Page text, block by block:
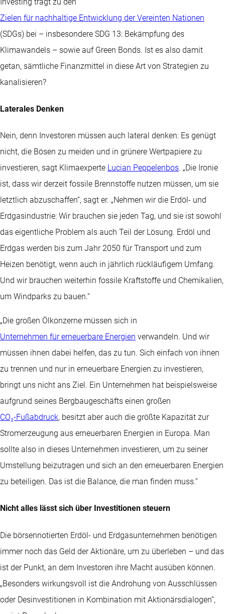
Zielen für nachhaltige Entwicklung der Vereinten Nationen
(SDGs) bei – insbesondere SDG 13: Bekämpfung des
Klimawandels – sowie auf Green Bonds. Ist es also damit
getan, sämtliche Finanzmittel in diese Art von Strategien zu
kanalisieren?
Laterales Denken
Nein, denn Investoren müssen auch lateral denken: Es genügt
nicht, die Bösen zu meiden und in grünere Wertpapiere zu
investieren, sagt Klimaexperte Lucian Peppelenbos. „Die Ironie
ist, dass wir derzeit fossile Brennstoffe nutzen müssen, um sie
letztlich abzuschaffen“, sagt er. „Nehmen wir die Erdöl- und
Erdgasindustrie: Wir brauchen sie jeden Tag, und sie ist sowohl
das eigentliche Problem als auch Teil der Lösung. Erdöl und
Erdgas werden bis zum Jahr 2050 für Transport und zum
Heizen benötigt, wenn auch in jährlich rückläufigem Umfang.
Und wir brauchen weiterhin fossile Kraftstoffe und Chemikalien,
um Windparks zu bauen.“
„Die großen Ölkonzerne müssen sich in
Unternehmen für erneuerbare Energien verwandeln. Und wir
müssen ihnen dabei helfen, das zu tun. Sich einfach von ihnen
zu trennen und nur in erneuerbare Energien zu investieren,
bringt uns nicht ans Ziel. Ein Unternehmen hat beispielsweise
aufgrund seines Bergbaugeschäfts einen großen
CO₂-Fußabdruck, besitzt aber auch die größte Kapazität zur
Stromerzeugung aus erneuerbaren Energien in Europa. Man
sollte also in dieses Unternehmen investieren, um zu seiner
Umstellung beizutragen und sich an den erneuerbaren Energien
zu beteiligen. Das ist die Balance, die man finden muss.“
Nicht alles lässt sich über Investitionen steuern
Die börsennotierten Erdöl- und Erdgasunternehmen benötigen
immer noch das Geld der Aktionäre, um zu überleben – und das
ist der Punkt, an dem Investoren ihre Macht ausüben können.
„Besonders wirkungsvoll ist die Androhung von Ausschlüssen
oder Desinvestitionen in Kombination mit Aktionärsdialogen“,